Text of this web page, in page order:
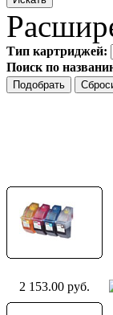
Тип картриджей:
Поиск по
2 153.00 руб.